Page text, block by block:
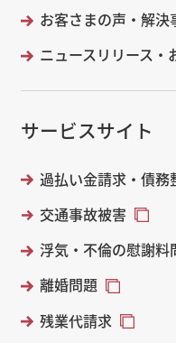
お客さまの声・解決
ニュースリリース・
サービスサイト
過払い金請求・債務
交通事故被害
浮気・不倫の慰謝料
離婚問題
残業代請求